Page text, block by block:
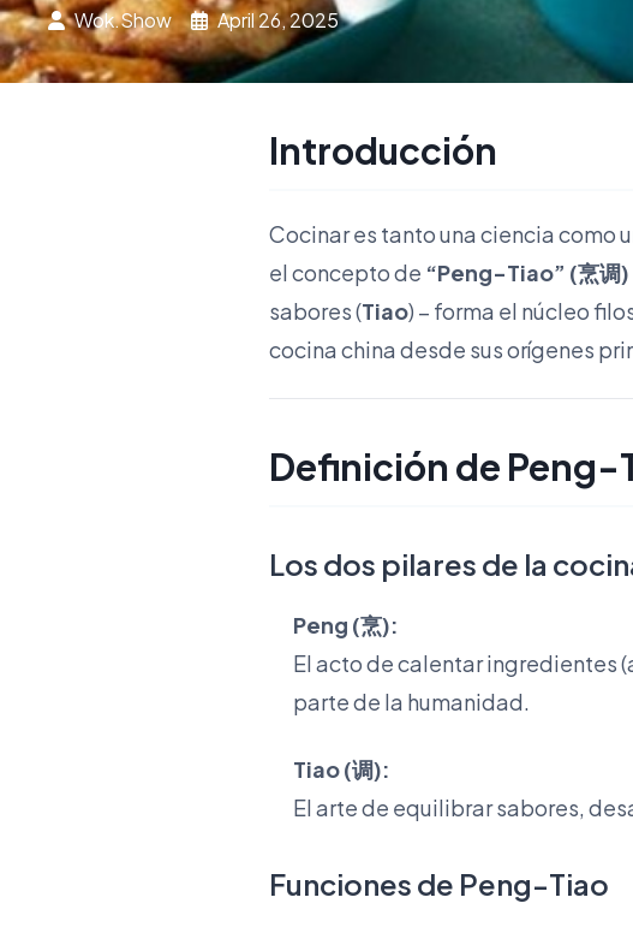
Wok.Show April 26, 2025
Introducción
Cocinar es tanto una ciencia como
el concepto de “Peng-Tiao” (烹调)
sabores (Tiao) – forma el núcleo
cocina china desde sus orígenes
Definición de Peng-
Los dos pilares de la
Peng (烹):
El acto de calentar ingredientes
parte de la humanidad.
Tiao (调):
El arte de equilibrar sabores,
Funciones de Peng-Tiao